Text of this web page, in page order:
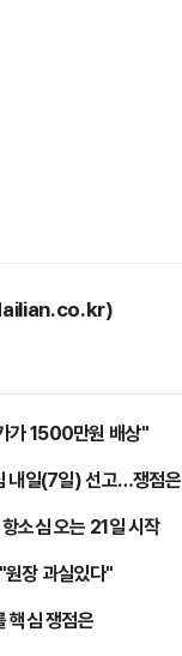
가 1500만원 배상"
내일(7일) 선고…쟁점은
소심 오는 21일 시작
장 과실있다"
핵심 쟁점은